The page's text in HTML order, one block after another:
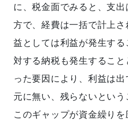
に、税金面でみると、支
方で、経費は一括で計上
益としては利益が発生す
対する納税も発生するこ
った要因により、利益は
元に無い、残らないという
このギャップが資金繰り